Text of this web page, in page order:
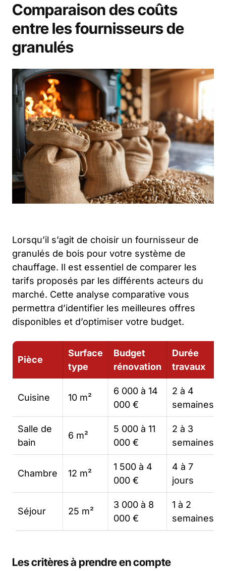
Comparaison des coûts
entre les fournisseurs de
granulés
Lorsqu’il s’agit de choisir un fournisseur de
granulés de bois pour votre système de
chauffage. Il est essentiel de comparer les
tarifs proposés par les différents acteurs du
marché. Cette analyse comparative vous
permettra d’identifier les meilleures offres
disponibles et d’optimiser votre budget.
Pièce
Surface
type
Budget
rénovation
Durée
travaux
Cuisine 10 m²
6 000 à 14
000 €
2 à 4
semaines
Salle de
bain
6 m²
5 000 à 11
000 €
2 à 3
semaines
Chambre 12 m²
1 500 à 4
000 €
4 à 7
jours
Séjour 25 m²
3 000 à 8
000 €
1 à 2
semaines
Les critères à prendre en compte